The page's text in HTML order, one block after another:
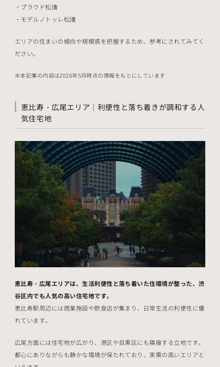
プラウド松濤
モデルノトッレ松濤
エリアの住まいの傾向や規模感を把握するため、参考にされてみてく
ださい。
本記事の内容は2026年5月時点の情報をもとにしています
恵比寿・広尾エリア｜利便性と落ち着きが調和する人
気住宅地
恵比寿・広尾エリアは、生活利便性と落ち着いた住環境が整った、渋
谷区内でも人気の高い住宅地です。
恵比寿駅周辺には商業施設や飲食店が集まり、日常生活の利便性に優
れています。
広尾方面には住宅地が広がり、港区や目黒区にも隣接する立地です。
都心にありながらも静かな環境が保たれており、実需の高いエリアと